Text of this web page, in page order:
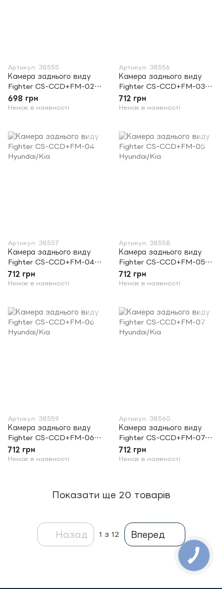
Артикул: 38555
Камера заднього виду
Fighter CS-CCD+FM-02
Hyundai
698 грн
Немає в наявності
Артикул: 38556
Камера заднього виду
Fighter CS-CCD+FM-03
Hyundai/Kia
712 грн
Немає в наявності
Артикул: 38557
Камера заднього виду
Fighter CS-CCD+FM-04
Hyundai/Kia
712 грн
Немає в наявності
Артикул: 38558
Камера заднього виду
Fighter CS-CCD+FM-05
Hyundai/Kia
712 грн
Немає в наявності
Артикул: 38559
Камера заднього виду
Fighter CS-CCD+FM-06
Hyundai/Kia
712 грн
Немає в наявності
Артикул: 38560
Камера заднього виду
Fighter CS-CCD+FM-07
Hyundai/Kia
712 грн
Немає в наявності
Показати ще 20 товарів
Назад 1 з 12 Вперед